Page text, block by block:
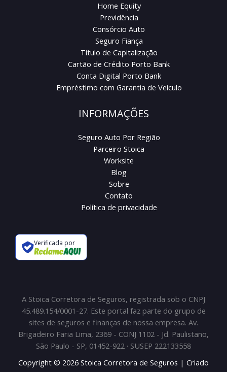
Home Equity
Previdência
Consórcio Auto
Seguro Fiança
Título de Capitalização
Cartão de Crédito Porto Bank
Conta Digital Porto Bank
Empréstimo com Garantia de Veículo
INFORMAÇÕES
Seguro Auto Por Região
Parceiro Stoica
Worksite
Blog
Sobre
Contato
Política de privacidade
Verificada por
A Stoica Corretora de Seguros, registrada sob o CNPJ
45.489.154/0001-27. Este portal faz parte do grupo de
sites de seguros e finanças de nossa empresa. Av.
Brigadeiro Faria Lima, 2369 - CONJ 1102 - Jd. Paulistano,
São Paulo - SP, 01452-922 · SUSEP 222133558
Copyright © 2026 Stoica Corretora de Seguros | Criado